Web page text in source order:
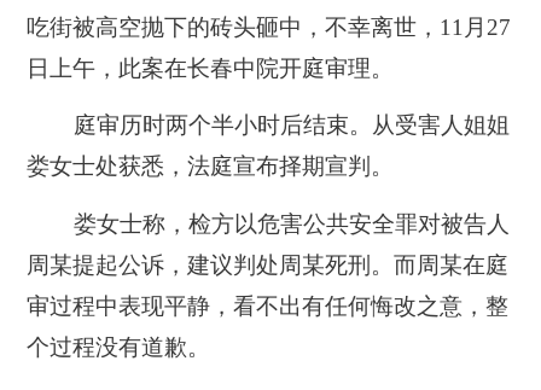
吃街被高空抛下的砖头砸中，不幸离世，11月27
日上午，此案在长春中院开庭审理。
庭审历时两个半小时后结束。从受害人姐姐
娄女士处获悉，法庭宣布择期宣判。
娄女士称，检方以危害公共安全罪对被告人
周某提起公诉，建议判处周某死刑。而周某在庭
审过程中表现平静，看不出有任何悔改之意，整
个过程没有道歉。